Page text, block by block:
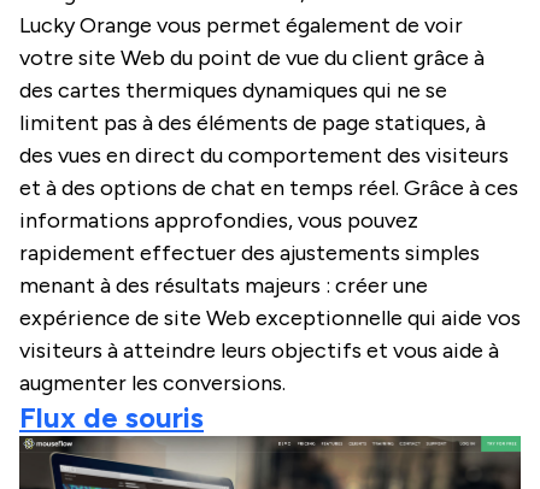
Lucky Orange vous permet également de voir
votre site Web du point de vue du client grâce à
des cartes thermiques dynamiques qui ne se
limitent pas à des éléments de page statiques, à
des vues en direct du comportement des visiteurs
et à des options de chat en temps réel. Grâce à ces
informations approfondies, vous pouvez
rapidement effectuer des ajustements simples
menant à des résultats majeurs : créer une
expérience de site Web exceptionnelle qui aide vos
visiteurs à atteindre leurs objectifs et vous aide à
augmenter les conversions.
Flux de souris